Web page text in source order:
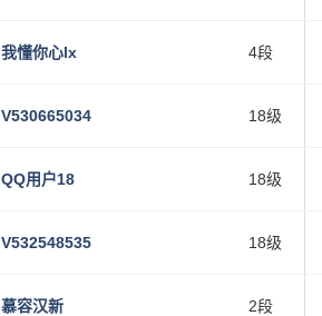
我懂你心lx 4段
V530665034 18级
QQ用户18 18级
V532548535 18级
慕容汉新 2段